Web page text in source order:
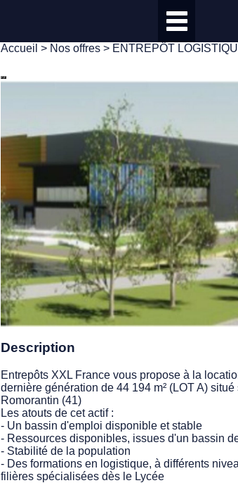
Accueil > Nos offres > ENTREPÔT
Description
Entrepôts XXL France vous propose à la
dernière génération de 44 194 m² (LOT A)
Romorantin (41)
Les atouts de cet actif :
- Un bassin d'emploi disponible et stable
- Ressources disponibles, issues d'un bassin
- Stabilité de la population
- Des formations en logistique, à différents
filières spécialisées dès le Lycée